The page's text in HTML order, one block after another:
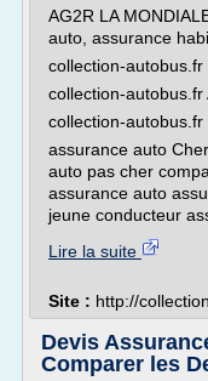
AG2R LA
auto, assurance
collection-
collection-
collection-autobus.fr
assurance auto
auto pas cher
assurance auto
jeune conducteur
Lire la suite
Site : http://
Devis
Comparer les